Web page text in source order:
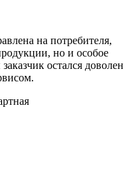
на потребителя,
но и особое
остался доволен